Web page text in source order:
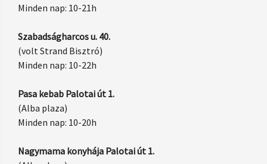
Minden nap: 10-21h
Szabadságharcos u. 40.
(volt Strand Bisztró)
Minden nap: 10-22h
Pasa kebab Palotai út 1.
(Alba plaza)
Minden nap: 10-20h
Nagymama konyhája Palotai út 1.